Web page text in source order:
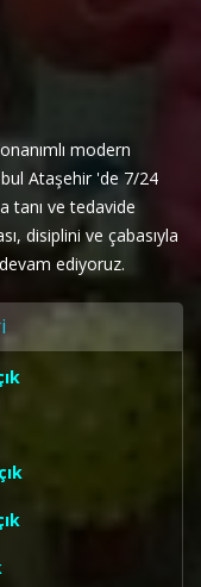
modern
Ataşehir 'de 7/24
tanı ve tedavide
disiplini ve çabasıyla
ediyoruz.